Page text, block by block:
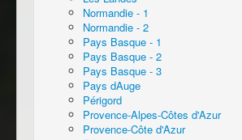
Normandie - 1
Normandie - 2
Pays Basque - 1
Pays Basque - 2
Pays Basque - 3
Pays dAuge
Périgord
Provence-Alpes-Côtes d'Azur
Provence-Côte d'Azur